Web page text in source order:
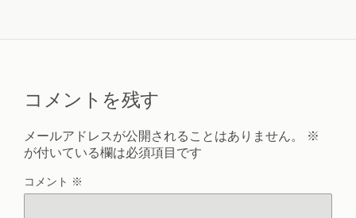
コメントを残す
メールアドレスが公開されることはありません。
※
が付いている欄は必須項目です
コメント ※